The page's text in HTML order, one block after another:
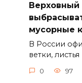
Верховный
мусорные
В России
ветки, листья
0 97